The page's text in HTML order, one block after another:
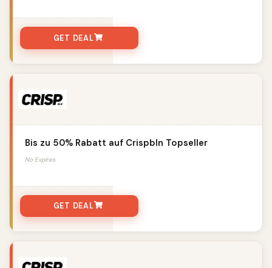
GET DEAL
Bis zu 50% Rabatt auf Crispbln Topseller
No Expires
GET DEAL